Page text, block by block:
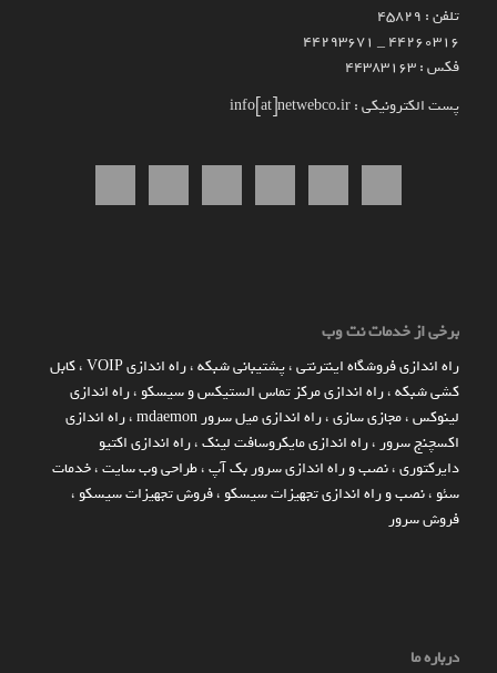
تلفن : 45829
۴۴۲۶۰۳۱۶ _ 44293671
فکس : 44383163
پست الکترونیکی : info[at]netwebco.ir
برخی از خدمات نت وب
راه اندازي فروشگاه اينترنتي،پشتیبانی شبکه،راه اندازی VOIP ،کابل
کشی شبکه،راه اندازی مرکز تماس الستیکس و سیسکو ،راه اندازی
لینوکس،مجازی سازی،راه اندازی میل سرور mdaemon ،راه اندازی
اکسچنج سرور ،راه اندازی مایکروسافت لینک،راه اندازی اکتیو
دایرکتوری،نصب و راه اندازی سرور بک آپ،طراحی وب سایت،خدمات
سئو ،نصب و راه اندازی تجهیزات سیسکو ،فروش تجهیزات سیسکو ،
فروش سرور
درباره ما